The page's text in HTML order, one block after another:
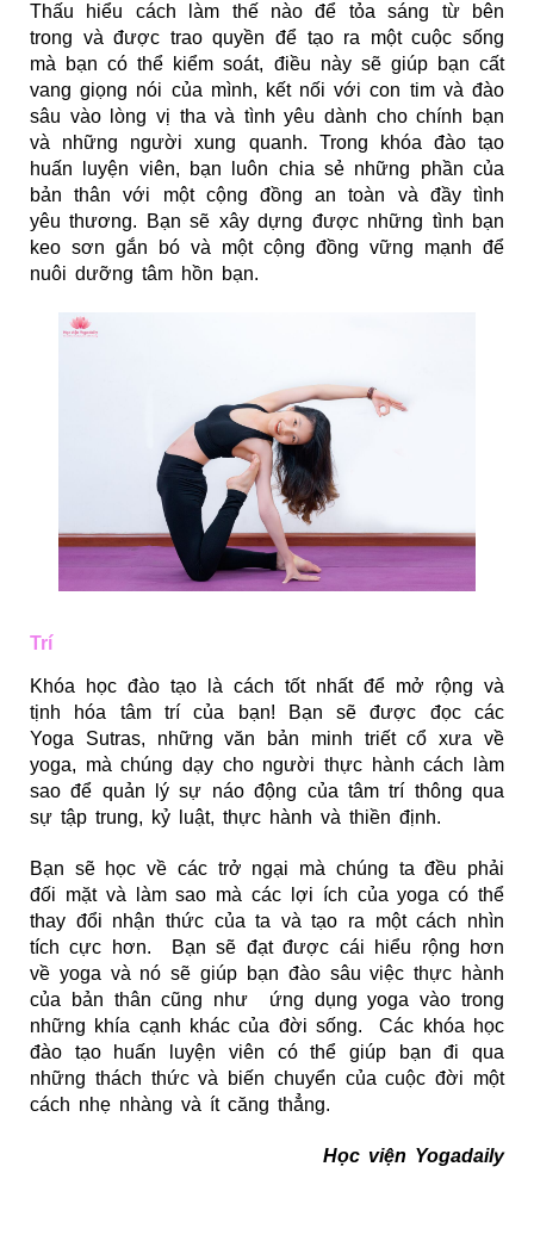
Thấu hiểu cách làm thế nào để tỏa sáng từ bên
trong và được trao quyền để tạo ra một cuộc sống
mà bạn có thể kiểm soát, điều này sẽ giúp bạn cất
vang giọng nói của mình, kết nối với con tim và đào
sâu vào lòng vị tha và tình yêu dành cho chính bạn
và những người xung quanh. Trong khóa đào tạo
huấn luyện viên, bạn luôn chia sẻ những phần của
bản thân với một cộng đồng an toàn và đầy tình
yêu thương. Bạn sẽ xây dựng được những tình bạn
keo sơn gắn bó và một cộng đồng vững mạnh để
nuôi dưỡng tâm hồn bạn.
Trí
Khóa học đào tạo là cách tốt nhất để mở rộng và
tịnh hóa tâm trí của bạn!
Bạn sẽ được đọc các
Yoga Sutras, những văn bản minh triết cổ xưa về
yoga, mà chúng dạy cho người thực hành cách làm
sao để quản lý sự náo động của tâm trí thông qua
sự tập trung, kỷ luật, thực hành và thiền định.
Bạn sẽ học về các trở ngại mà chúng ta đều phải
đối mặt và làm sao mà các lợi ích của yoga có thể
thay đổi nhận thức của ta và tạo ra một cách nhìn
tích cực hơn. Bạn sẽ đạt được cái hiểu rộng hơn
về yoga và nó sẽ giúp bạn đào sâu việc thực hành
của bản thân cũng như ứng dụng yoga vào trong
những khía cạnh khác của đời sống. Các khóa học
đào tạo huấn luyện viên có thể giúp bạn đi qua
những thách thức và biến chuyển của cuộc đời một
cách nhẹ nhàng và ít căng thẳng.
Học viện Yogadaily